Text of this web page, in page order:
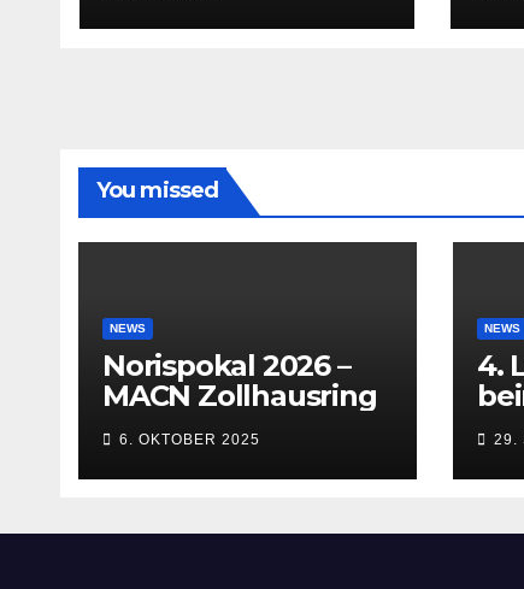
You missed
NEWS
Norispokal 2026 –
MACN Zollhausring
6. OKTOBER 2025
NEWS
4.
bis
29.